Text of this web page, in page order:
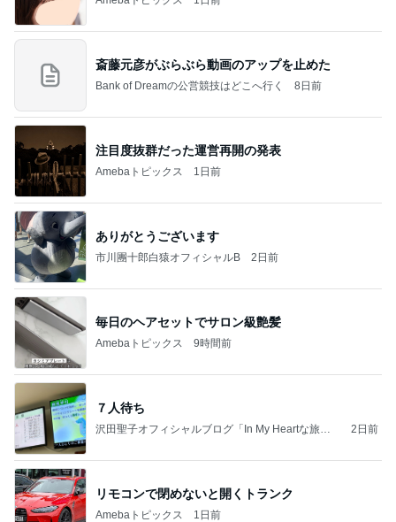
斎藤元彦がぶらぶら動画のアップを止めた
Bank of Dreamの公営競技はどこへ行く 8日前
注目度抜群だった運営再開の発表
Amebaトピックス 1日前
ありがとうございます
市川團十郎白猿オフィシャルB 2日前
毎日のヘアセットでサロン級艶髪
Amebaトピックス 9時間前
７人待ち
沢田聖子オフィシャルブログ「In My Heartな旅日
2日前
リモコンで閉めないと開くトランク
Amebaトピックス 1日前